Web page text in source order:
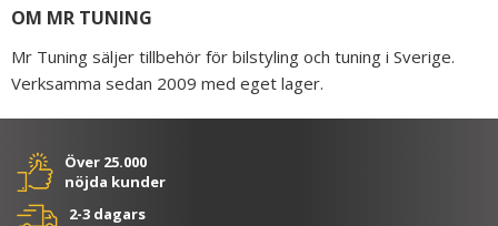
OM MR TUNING
Mr Tuning säljer tillbehör för bilstyling och tuning i Sverige.
Verksamma sedan 2009 med eget lager.
Över 25.000
nöjda kunder
2-3 dagars